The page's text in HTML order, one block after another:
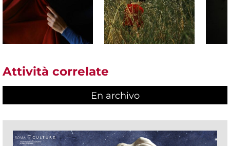
Attività correlate
En archivo